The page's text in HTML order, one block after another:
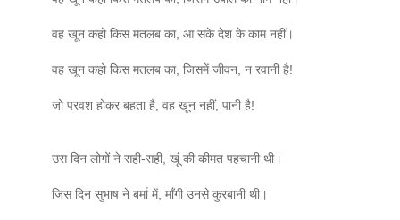
वह खून कहो किस मतलब का, आ सके देश के काम नहीं।
वह खून कहो किस मतलब का, जिसमें जीवन, न रवानी है!
जो परवश होकर बहता है, वह खून नहीं, पानी है!
उस दिन लोगों ने सही-सही, खूं की कीमत पहचानी थी।
जिस दिन सुभाष ने बर्मा में, मॉंगी उनसे कुरबानी थी।